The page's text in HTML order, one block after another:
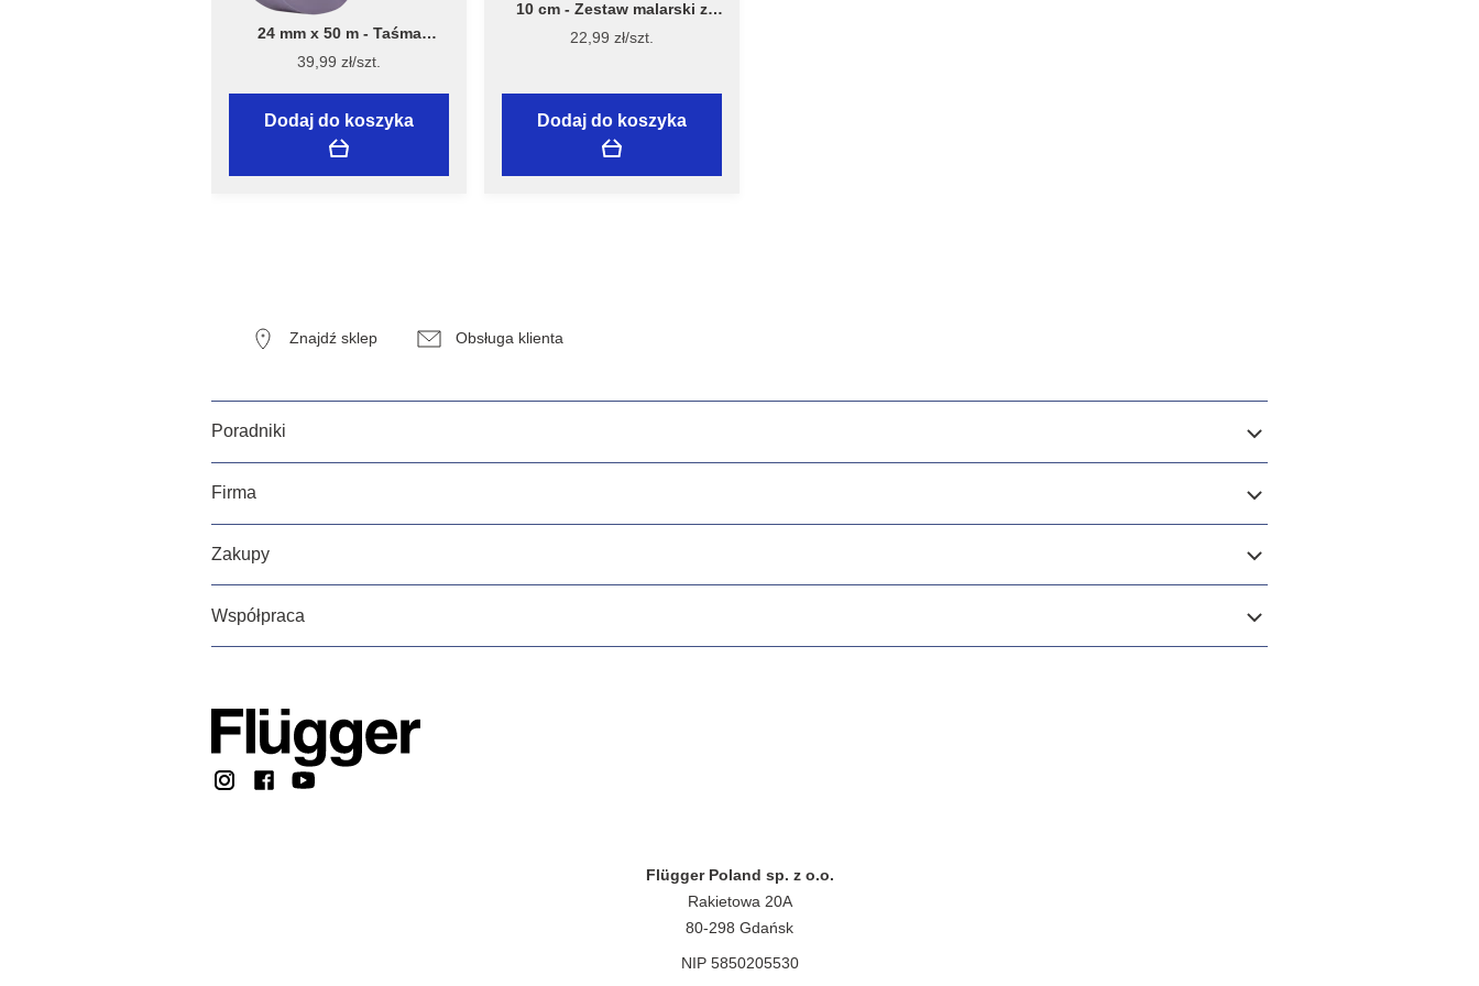
24 mm x 50 m - Taśma
Malarska Speciality Sensitive
Surfaces - Flügger
39,99 zł/szt.
Dodaj do koszyka
10 cm - Zestaw malarski z
wałkiem Welur 10 cm, model
7981 – Flügger
22,99 zł/szt.
Dodaj do koszyka
Znajdź sklep Obsługa klienta
Poradniki
Firma
Zakupy
Współpraca
Flügger Poland sp. z o.o.
Rakietowa 20A
80-298 Gdańsk
NIP 5850205530